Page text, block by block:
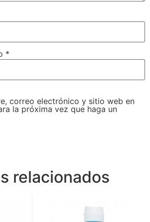
*
correo electrónico y sitio web en
la próxima vez que haga un
relacionados